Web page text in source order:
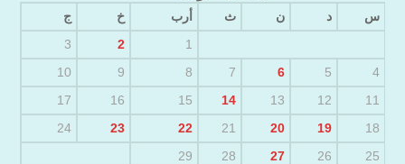
س د ن ث أرب خ ج
1
2
3
4
5
6
7
8
9
10
11
12
13
14
15
16
17
18
19
20
21
22
23
24
25
26
27
28
29